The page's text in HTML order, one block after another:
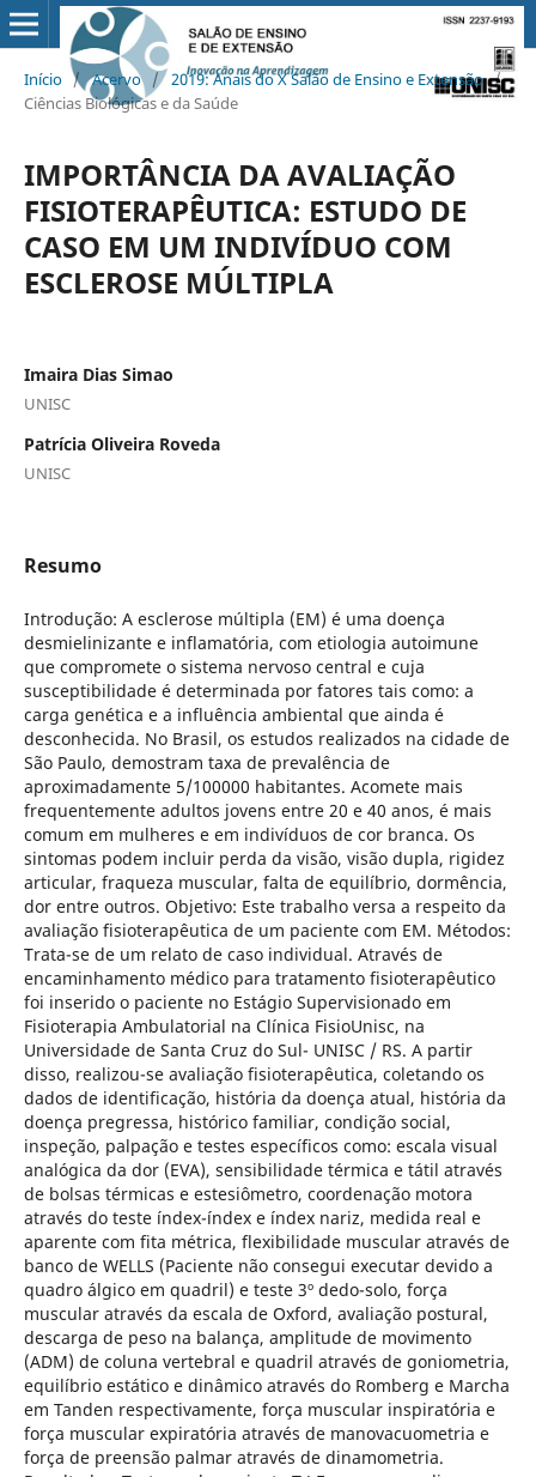
Início / Acervo / 2019: Anais do X Salão de Ensino e Extensão /
Ciências Biológicas e da Saúde
IMPORTÂNCIA DA AVALIAÇÃO
FISIOTERAPÊUTICA: ESTUDO DE
CASO EM UM INDIVÍDUO COM
ESCLEROSE MÚLTIPLA
Imaira Dias Simao
UNISC
Patrícia Oliveira Roveda
UNISC
Resumo
Introdução: A esclerose múltipla (EM) é uma doença
desmielinizante e inflamatória, com etiologia autoimune
que compromete o sistema nervoso central e cuja
susceptibilidade é determinada por fatores tais como: a
carga genética e a influência ambiental que ainda é
desconhecida. No Brasil, os estudos realizados na cidade de
São Paulo, demostram taxa de prevalência de
aproximadamente 5/100000 habitantes. Acomete mais
frequentemente adultos jovens entre 20 e 40 anos, é mais
comum em mulheres e em indivíduos de cor branca. Os
sintomas podem incluir perda da visão, visão dupla, rigidez
articular, fraqueza muscular, falta de equilíbrio, dormência,
dor entre outros. Objetivo: Este trabalho versa a respeito da
avaliação fisioterapêutica de um paciente com EM. Métodos:
Trata-se de um relato de caso individual. Através de
encaminhamento médico para tratamento fisioterapêutico
foi inserido o paciente no Estágio Supervisionado em
Fisioterapia Ambulatorial na Clínica FisioUnisc, na
Universidade de Santa Cruz do Sul- UNISC / RS. A partir
disso, realizou-se avaliação fisioterapêutica, coletando os
dados de identificação, história da doença atual, história da
doença pregressa, histórico familiar, condição social,
inspeção, palpação e testes específicos como: escala visual
analógica da dor (EVA), sensibilidade térmica e tátil através
de bolsas térmicas e estesiômetro, coordenação motora
através do teste índex-índex e índex nariz, medida real e
aparente com fita métrica, flexibilidade muscular através de
banco de WELLS (Paciente não consegui executar devido a
quadro álgico em quadril) e teste 3º dedo-solo, força
muscular através da escala de Oxford, avaliação postural,
descarga de peso na balança, amplitude de movimento
(ADM) de coluna vertebral e quadril através de goniometria,
equilíbrio estático e dinâmico através do Romberg e Marcha
em Tanden respectivamente, força muscular inspiratória e
força muscular expiratória através de manovacuometria e
força de preensão palmar através de dinamometria.